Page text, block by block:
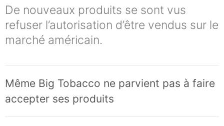
De nouveaux produits se sont vus
refuser l’autorisation d’être vendus sur le
marché américain.
Même Big Tobacco ne parvient pas à faire
accepter ses produits